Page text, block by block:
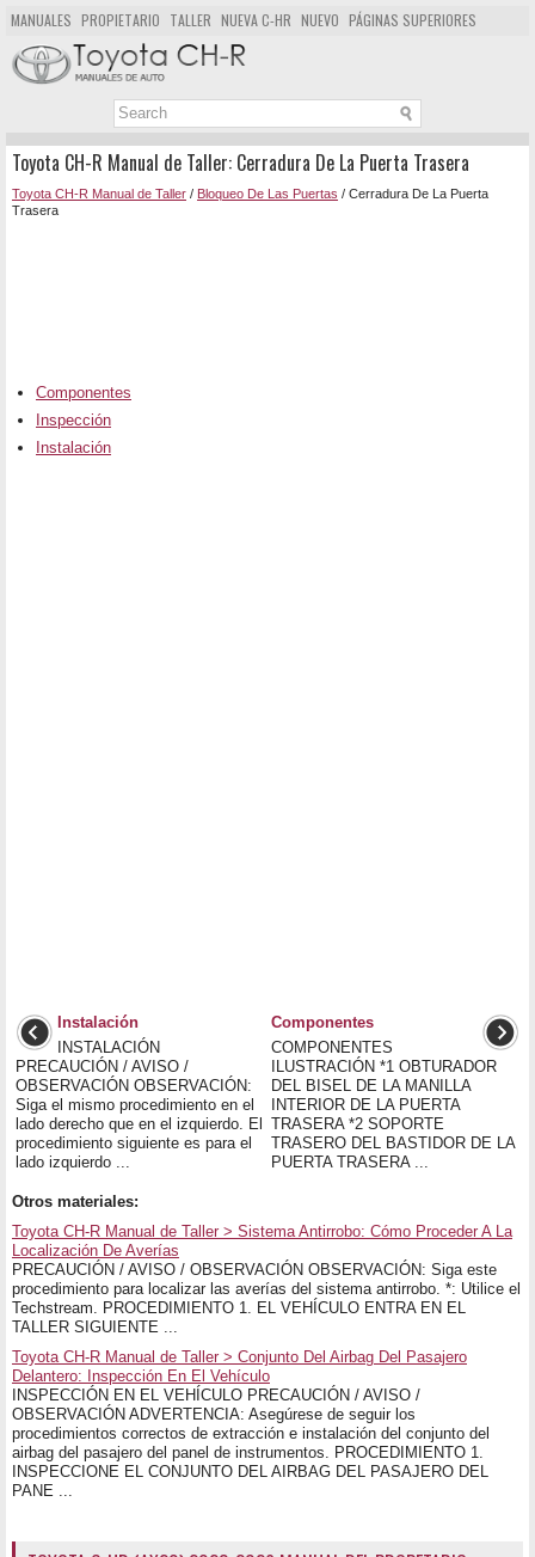
MANUALES PROPIETARIO TALLER NUEVA C-HR NUEVO PÁGINAS SUPERIORES
MAPA DEL SITIO
BUSCAR
Toyota CH-R Manual de Taller: Cerradura De La Puerta Trasera
Toyota CH-R Manual de Taller / Bloqueo De Las Puertas / Cerradura De La Puerta
Trasera
Componentes
Inspección
Instalación
Instalación
INSTALACIÓN
PRECAUCIÓN / AVISO /
OBSERVACIÓN OBSERVACIÓN:
Siga el mismo procedimiento en el
lado derecho que en el izquierdo. El
procedimiento siguiente es para el
lado izquierdo ...
Componentes
COMPONENTES
ILUSTRACIÓN *1 OBTURADOR
DEL BISEL DE LA MANILLA
INTERIOR DE LA PUERTA
TRASERA *2 SOPORTE
TRASERO DEL BASTIDOR DE LA
PUERTA TRASERA ...
Otros materiales:
Toyota CH-R Manual de Taller > Sistema Antirrobo: Cómo Proceder A La
Localización De Averías
PRECAUCIÓN / AVISO / OBSERVACIÓN OBSERVACIÓN: Siga este
procedimiento para localizar las averías del sistema antirrobo. *: Utilice el
Techstream. PROCEDIMIENTO 1. EL VEHÍCULO ENTRA EN EL
TALLER SIGUIENTE ...
Toyota CH-R Manual de Taller > Conjunto Del Airbag Del Pasajero
Delantero: Inspección En El Vehículo
INSPECCIÓN EN EL VEHÍCULO PRECAUCIÓN / AVISO /
OBSERVACIÓN ADVERTENCIA: Asegúrese de seguir los
procedimientos correctos de extracción e instalación del conjunto del
airbag del pasajero del panel de instrumentos. PROCEDIMIENTO 1.
INSPECCIONE EL CONJUNTO DEL AIRBAG DEL PASAJERO DEL
PANE ...